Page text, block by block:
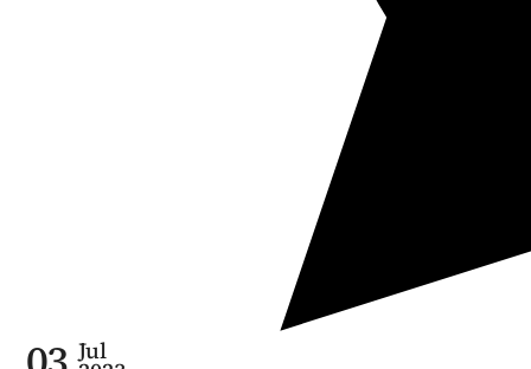
Jul